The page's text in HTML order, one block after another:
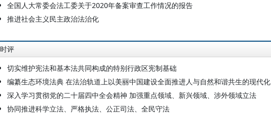
全国人大常委会法工委关于2020年备案审查工作情况的报告
推进社会主义民主政治法治化
时评
切实维护宪法和基本法共同构成的特别行政区宪制基础
编纂生态环境法典 在法治轨道上以美丽中国建设全面推进人与自然和谐共生的现代化
深入学习贯彻党的二十届四中全会精神 加强重点领域、新兴领域、涉外领域立法
协同推进科学立法、严格执法、公正司法、全民守法